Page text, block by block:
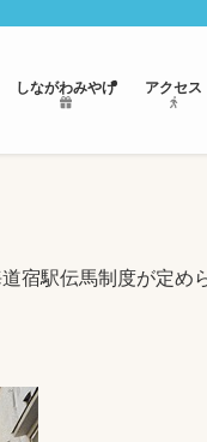
しながわみやげ アクセス
宿駅伝馬制度が定め